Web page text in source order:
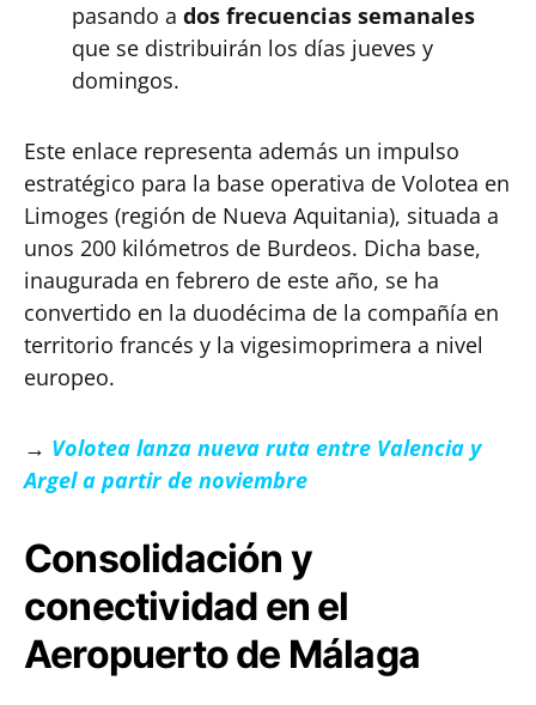
pasando a dos frecuencias semanales
que se distribuirán los días jueves y
domingos.
Este enlace representa además un impulso
estratégico para la base operativa de Volotea en
Limoges (región de Nueva Aquitania), situada a
unos 200 kilómetros de Burdeos. Dicha base,
inaugurada en febrero de este año, se ha
convertido en la duodécima de la compañía en
territorio francés y la vigesimoprimera a nivel
europeo.
→ Volotea lanza nueva ruta entre Valencia y
Argel a partir de noviembre
Consolidación y
conectividad en el
Aeropuerto de Málaga